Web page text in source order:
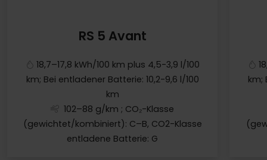
RS 5 Avant
18,7–17,8 kWh/100 km plus 4,5-3,9 l/100
km; Bei entladener Batterie: 10,2-9,6 l/100
km
102–88 g/km ; CO₂-Klasse
(gewichtet/kombiniert): C–B, CO2-Klasse
entladene Batterie: G
km;